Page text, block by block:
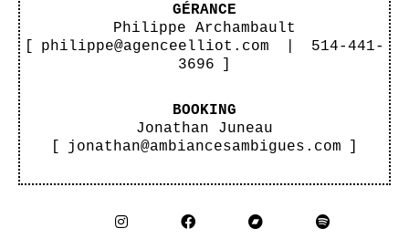
GÉRANCE
Philippe Archambault
[
philippe@agenceelliot.com
514-441-
3696
]
BOOKING
Jonathan Juneau
[
jonathan@ambiancesambigues.com ]